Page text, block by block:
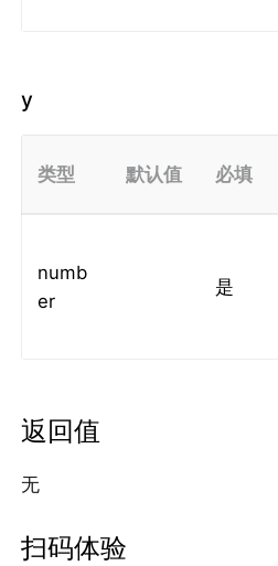
y
类型 默认值 必填
numb
er
是
返回值
无
扫码体验